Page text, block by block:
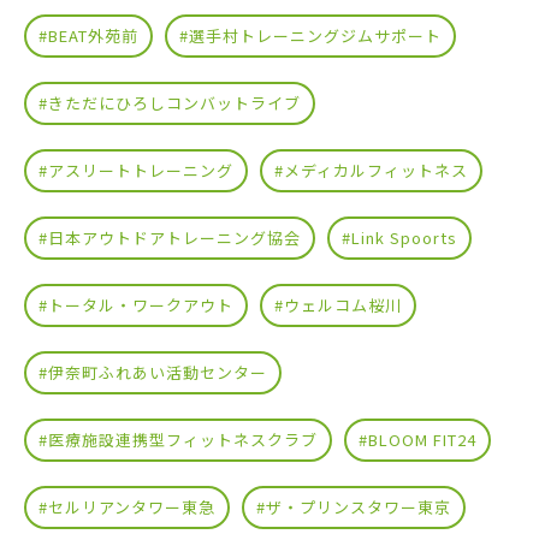
#BEAT外苑前 #選手村トレーニングジムサポート
#きただにひろしコンバットライブ
#アスリートトレーニング #メディカルフィットネス
#日本アウトドアトレーニング協会 #Link Spoorts
#トータル・ワークアウト #ウェルコム桜川
#伊奈町ふれあい活動センター
#医療施設連携型フィットネスクラブ #BLOOM FIT24
#セルリアンタワー東急 #ザ・プリンスタワー東京